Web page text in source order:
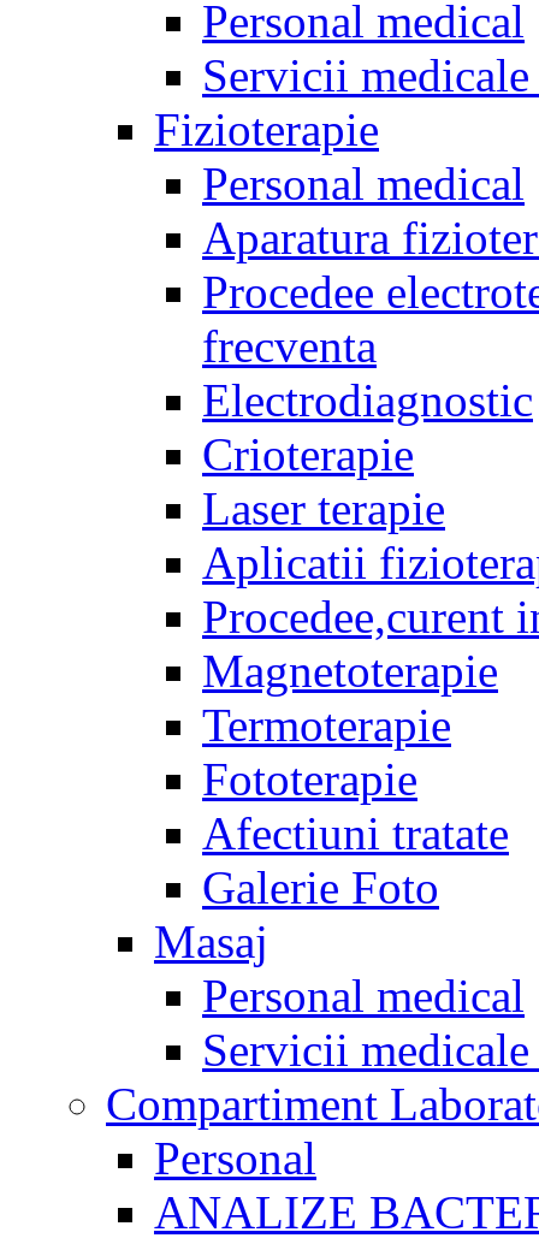
Personal medical
Servicii
Fizioterapie
Personal medical
Aparatura
Procedee
frecventa
Electrodiagnostic
Crioterapie
Laser terapie
Aplicatii
Procedee,curent
Magnetoterapie
Termoterapie
Fototerapie
Afectiuni tratate
Galerie Foto
Masaj
Personal medical
Servicii
Compartiment
Personal
ANALIZE